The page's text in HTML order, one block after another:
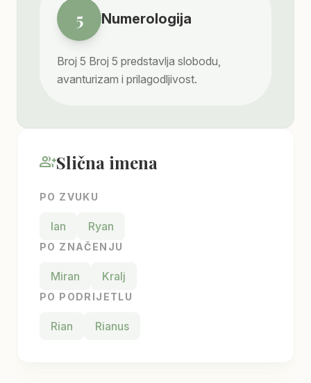
5 Numerologija
Broj 5 Broj 5 predstavlja slobodu,
avanturizam i prilagodljivost.
group_addSlična imena
PO ZVUKU
Ian Ryan
PO ZNAČENJU
Miran Kralj
PO PODRIJETLU
Rian Rianus